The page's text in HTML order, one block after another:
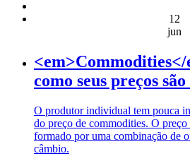
12
jun
<em>Commodities</
como seus preços
O produtor individual tem pouca
do preço de commodities. O preço
formado por uma combinação de
câmbio.